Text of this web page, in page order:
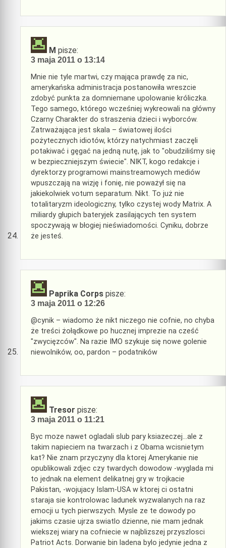
M pisze:
3 maja 2011 o 13:14
Mnie nie tyle martwi, czy mająca prawdę za nic,
amerykańska administracja postanowiła wreszcie
zdobyć punkta za domniemane upolowanie króliczka.
Tego samego, którego wcześniej wykreowali na główny
Czarny Charakter do straszenia dzieci i wyborców.
Zatrważająca jest skala – światowej ilości
pożytecznych idiotów, którzy natychmiast zaczęli
potakiwać i gęgać na jedną nutę, jak to "obudziliśmy się
w bezpieczniejszym świecie". NIKT, kogo redakcje i
dyrektorzy programowi mainstreamowych mediów
wpuszczają na wizję i fonię, nie poważył się na
jakiekolwiek votum separatum. Nikt. To już nie
totalitaryzm ideologiczny, tylko czystej wody Matrix. A
miliardy głupich bateryjek zasilających ten system
spoczywają w błogiej nieświadomości. Cyniku, dobrze
że jesteś.
Paprika Corps pisze:
3 maja 2011 o 12:26
@cynik – wiadomo że nikt niczego nie cofnie, no chyba
że treści żołądkowe po hucznej imprezie na cześć
"zwycięzców". Na razie IMO szykuje się nowe golenie
niewolników, oo, pardon – podatników
Tresor pisze:
3 maja 2011 o 11:21
Byc moze nawet ogladali slub pary ksiazeczej…ale z
takim napieciem na twarzach i z Obama wcisnietym
kat? Nie znam przyczyny dla ktorej Amerykanie nie
opublikowali zdjec czy twardych dowodow -wyglada mi
to jednak na element delikatnej gry w trojkacie
Pakistan, -wojujacy Islam-USA w ktorej ci ostatni
staraja sie kontrolowac ladunek wyzwalanych na raz
emocji u tych pierwszych. Mysle ze te dowody po
jakims czasie ujrza swiatlo dzienne, nie mam jednak
wiekszej wiary na cofniecie w najblizszej przyszlosci
Patriot Acts. Dorwanie bin ladena bylo jedynie jedna z